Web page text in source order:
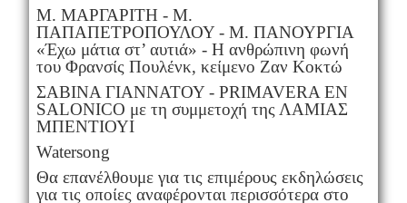
Μ. ΜΑΡΓΑΡΙΤΗ - Μ.
ΠΑΠΑΠΕΤΡΟΠΟΥΛΟΥ - Μ. ΠΑΝΟΥΡΓΙΑ
«Έχω μάτια στ’ αυτιά» - Η ανθρώπινη φωνή
του Φρανσίς Πουλένκ, κείμενο Ζαν Κοκτώ
ΣΑΒΙΝΑ ΓΙΑΝΝΑΤΟΥ - PRIMAVERA EN
SALONICO με τη συμμετοχή της ΛΑΜΙΑΣ
ΜΠΕΝΤΙΟΥΙ
Watersong
Θα επανέλθουμε για τις επιμέρους εκδηλώσεις
για τις οποίες αναφέρονται περισσότερα στο